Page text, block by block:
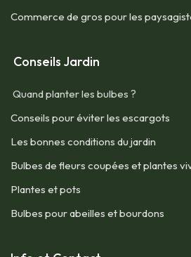
Commerce de gros pour les
Conseils Jardin
Quand planter les bulbes ?
Conseils pour éviter les escargots
Les bonnes conditions du jardin
Bulbes de fleurs coupées et plantes
Plantes et pots
Bulbes pour abeilles et bourdons